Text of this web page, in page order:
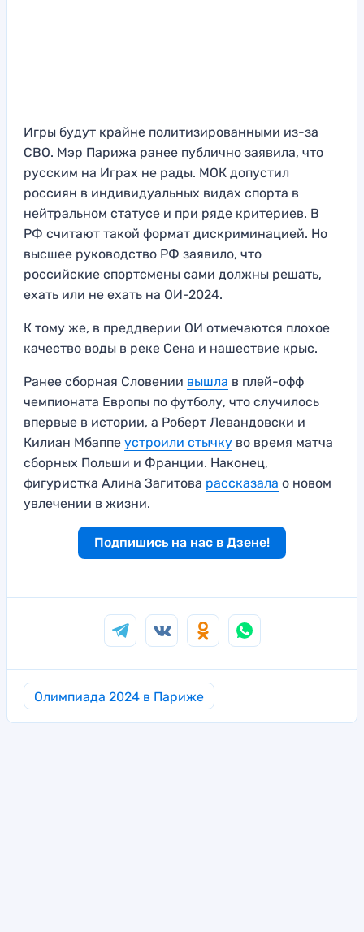
Игры будут крайне политизированными из-за
СВО. Мэр Парижа ранее публично заявила, что
русским на Играх не рады. МОК допустил
россиян в индивидуальных видах спорта в
нейтральном статусе и при ряде критериев. В
РФ считают такой формат дискриминацией. Но
высшее руководство РФ заявило, что
российские спортсмены сами должны решать,
ехать или не ехать на ОИ-2024.
К тому же, в преддверии ОИ отмечаются плохое
качество воды в реке Сена и нашествие крыс.
Ранее сборная Словении вышла в плей-офф
чемпионата Европы по футболу, что случилось
впервые в истории, а Роберт Левандовски и
Килиан Мбаппе устроили стычку во время матча
сборных Польши и Франции. Наконец,
фигуристка Алина Загитова рассказала о новом
увлечении в жизни.
Подпишись на нас в Дзене!
Олимпиада 2024 в Париже